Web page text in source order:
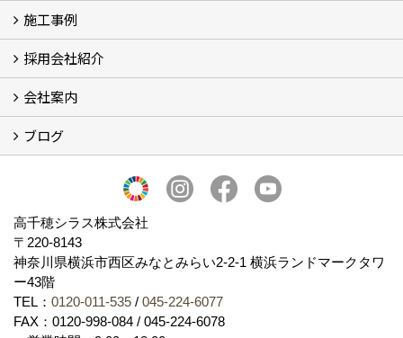
SDGs、GHGへの取り組み (2)
マグマシラス米
特別対談 (2)
高千穂シラス解説ムービー
研究プロジェクト (4)
プロジェクト (3)
施工事例
施工事例
お客様からのお便り
採用会社紹介
採用会社紹介
「鏝人の会」左官店のご紹介
会社案内
会社概要・沿革
代表の実績
製造紹介
ショールーム
アクセス
採用情報
バナーダウンロード
プライバシーポリシー
Takachiho Shirasu Global Site
LINE公式アカウント
ブログ
高千穂シラス株式会社
〒220-8143
神奈川県横浜市西区みなとみらい2‐2‐1 横浜ランドマークタワ
ー43階
TEL： 0120-011-535 / 045-224-6077
FAX：0120-998-084 / 045-224-6078